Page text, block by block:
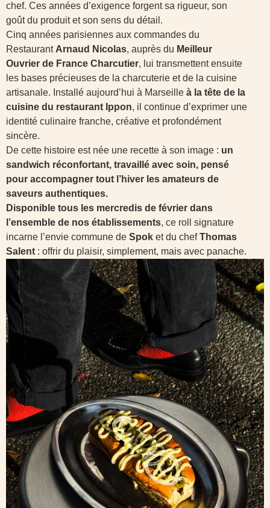
chef. Ces années d’exigence forgent sa rigueur, son
goût du produit et son sens du détail.
Cinq années parisiennes aux commandes du
Restaurant Arnaud Nicolas, auprès du Meilleur
Ouvrier de France Charcutier, lui transmettent ensuite
les bases précieuses de la charcuterie et de la cuisine
artisanale. Installé aujourd’hui à Marseille à la tête de la
cuisine du restaurant Ippon, il continue d’exprimer une
identité culinaire franche, créative et profondément
sincère.
De cette histoire est née une recette à son image : un
sandwich réconfortant, travaillé avec soin, pensé
pour accompagner tout l’hiver les amateurs de
saveurs authentiques.
Disponible tous les mercredis de février dans
l’ensemble de nos établissements, ce roll signature
incarne l’envie commune de Spok et du chefThomas
Salent : offrir du plaisir, simplement, mais avec panache.